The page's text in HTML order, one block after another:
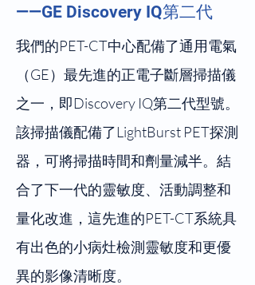
——GE Discovery IQ第二代
我們的PET-CT中心配備了通用電氣
（GE）最先進的正電子斷層掃描儀
之一，即Discovery IQ第二代型號。
該掃描儀配備了LightBurst PET探測
器，可將掃描時間和劑量減半。結
合了下一代的靈敏度、活動調整和
量化改進，這先進的PET-CT系統具
有出色的小病灶檢測靈敏度和更優
異的影像清晰度。